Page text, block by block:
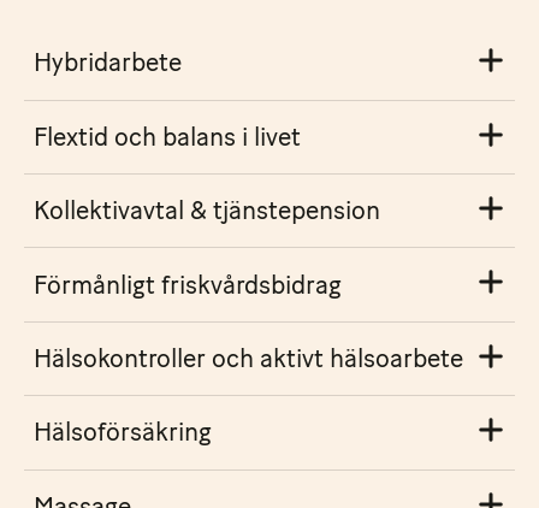
Hybridarbete
Flextid och balans i livet
Kollektivavtal & tjänstepension
Förmånligt friskvårdsbidrag
Hälsokontroller och aktivt hälsoarbete
Hälsoförsäkring